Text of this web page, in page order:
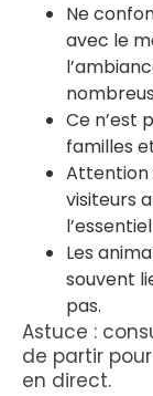
Ne
avec le
Ce n’est
familles
Attention
visiteurs
Les
souvent
pas.
Astuce :
de partir
en direct.